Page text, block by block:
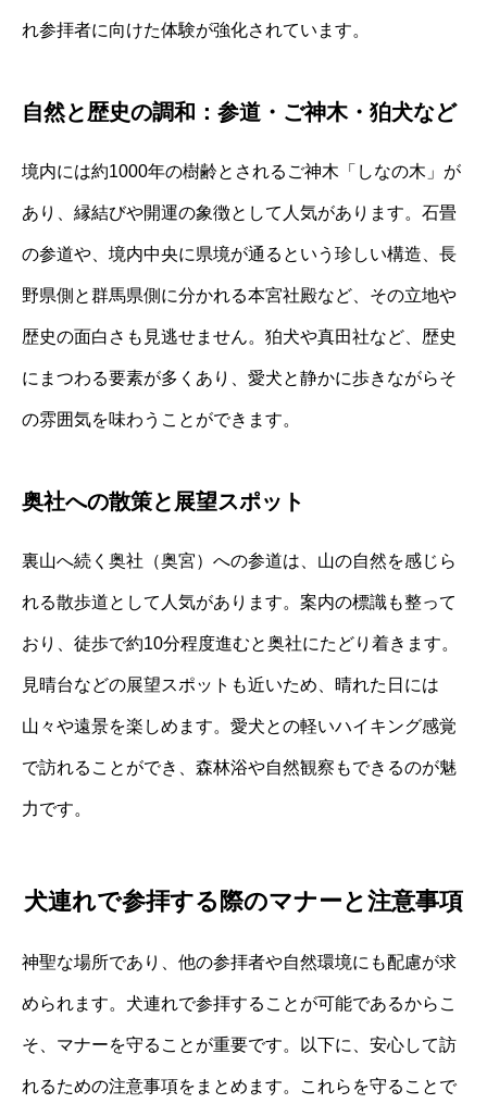
れ参拝者に向けた体験が強化されています。
自然と歴史の調和：参道・ご神木・狛犬など
境内には約1000年の樹齢とされるご神木「しなの木」が
あり、縁結びや開運の象徴として人気があります。石畳
の参道や、境内中央に県境が通るという珍しい構造、長
野県側と群馬県側に分かれる本宮社殿など、その立地や
歴史の面白さも見逃せません。狛犬や真田社など、歴史
にまつわる要素が多くあり、愛犬と静かに歩きながらそ
の雰囲気を味わうことができます。
奥社への散策と展望スポット
裏山へ続く奥社（奥宮）への参道は、山の自然を感じら
れる散歩道として人気があります。案内の標識も整って
おり、徒歩で約10分程度進むと奥社にたどり着きます。
見晴台などの展望スポットも近いため、晴れた日には
山々や遠景を楽しめます。愛犬との軽いハイキング感覚
で訪れることができ、森林浴や自然観察もできるのが魅
力です。
犬連れで参拝する際のマナーと注意事項
神聖な場所であり、他の参拝者や自然環境にも配慮が求
められます。犬連れで参拝することが可能であるからこ
そ、マナーを守ることが重要です。以下に、安心して訪
れるための注意事項をまとめます。これらを守ることで